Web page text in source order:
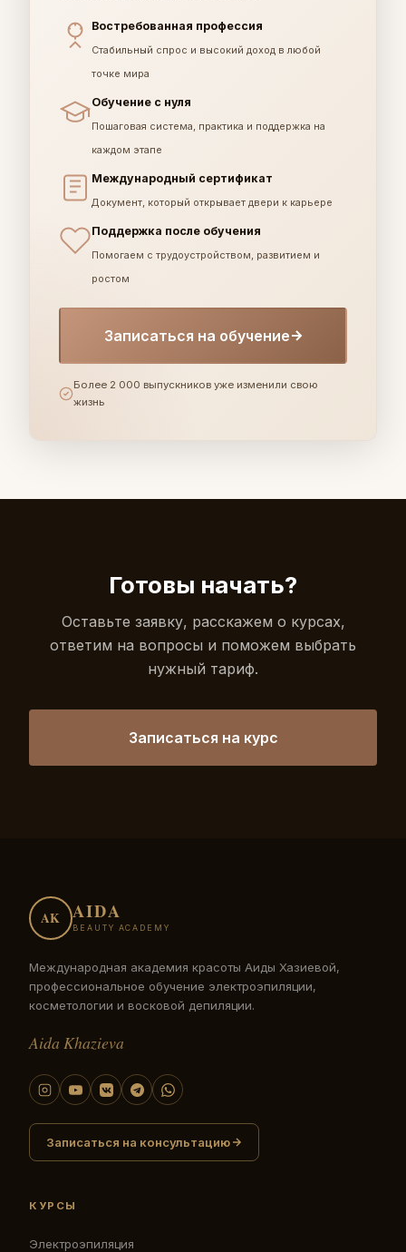
Востребованная профессия
Стабильный спрос и высокий доход в любой
точке мира
Обучение с нуля
Пошаговая система, практика и поддержка на
каждом этапе
Международный сертификат
Документ, который открывает двери к карьере
Поддержка после обучения
Помогаем с трудоустройством, развитием и
ростом
Записаться на обучение
Более 2 000 выпускников уже изменили свою
жизнь
Готовы начать?
Оставьте заявку, расскажем о курсах,
ответим на вопросы и поможем выбрать
нужный тариф.
Записаться на курс
AK AIDA
BEAUTY ACADEMY
Международная академия красоты Аиды Хазиевой,
профессиональное обучение электроэпиляции,
косметологии и восковой депиляции.
Aida Khazieva
Записаться на консультацию
КУРСЫ
Электроэпиляция